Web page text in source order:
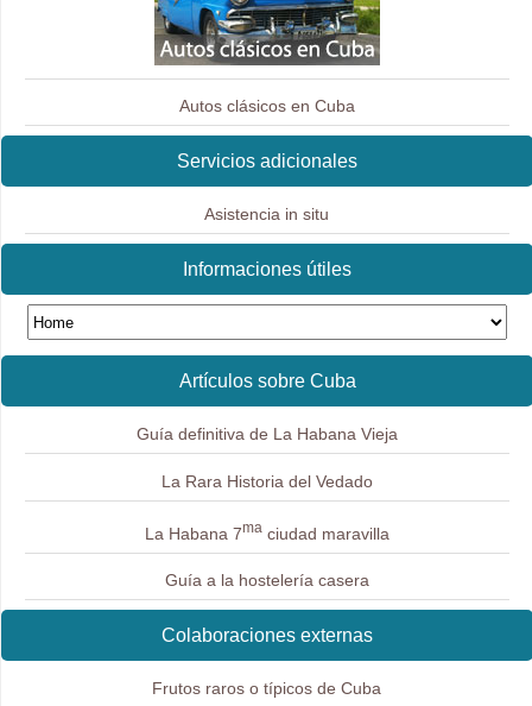
Autos clásicos en Cuba
Servicios adicionales
Asistencia in situ
Informaciones útiles
Artículos sobre Cuba
Guía definitiva de La Habana Vieja
La Rara Historia del Vedado
La Habana 7maciudad maravilla
Guía a la hostelería casera
Colaboraciones externas
Frutos raros o típicos de Cuba